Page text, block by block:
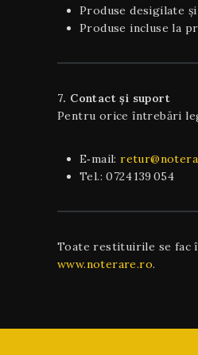
Produse desigilate
Produse incluse la
7. Contact și suport
Pentru orice întrebări
E‑mail:
Tel.: 0724 139 054
Toate restituirile se fac
www.noterare.ro.